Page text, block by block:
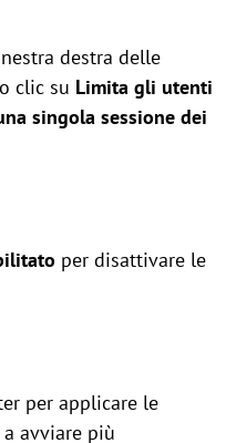
destra delle
clic su Limita gli utenti
singola sessione dei
per disattivare le
per applicare le
avviare più